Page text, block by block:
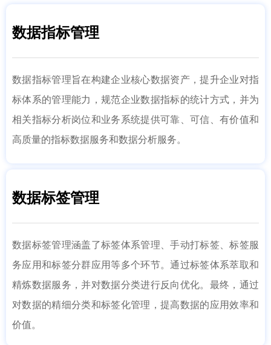
数据指标管理
数据指标管理旨在构建企业核心数据资产，提升企业对指
标体系的管理能力，规范企业数据指标的统计方式，并为
相关指标分析岗位和业务系统提供可靠、可信、有价值和
高质量的指标数据服务和数据分析服务。
数据标签管理
数据标签管理涵盖了标签体系管理、手动打标签、标签服
务应用和标签分群应用等多个环节。通过标签体系萃取和
精炼数据服务，并对数据分类进行反向优化。最终，通过
对数据的精细分类和标签化管理，提高数据的应用效率和
价值。